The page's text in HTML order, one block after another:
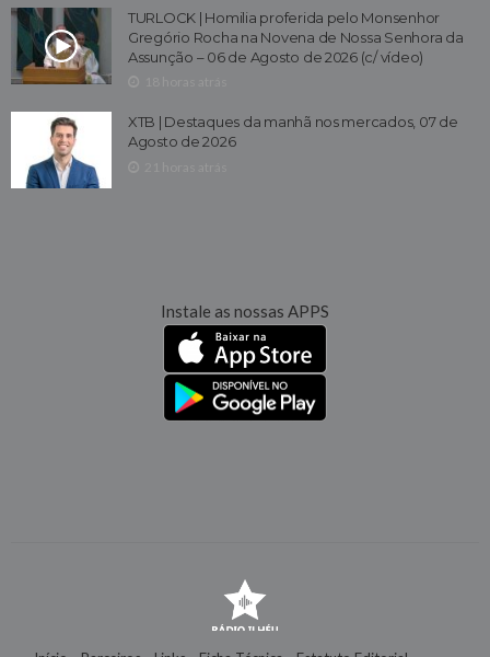
TURLOCK | Homilia proferida pelo Monsenhor
Gregório Rocha na Novena de Nossa Senhora da
Assunção – 06 de Agosto de 2026 (c/ vídeo)
XTB | Destaques da manhã nos mercados, 07 de
Agosto de 2026
Instale as nossas APPS